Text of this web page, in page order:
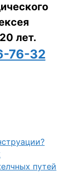
лет.
76-32
путей